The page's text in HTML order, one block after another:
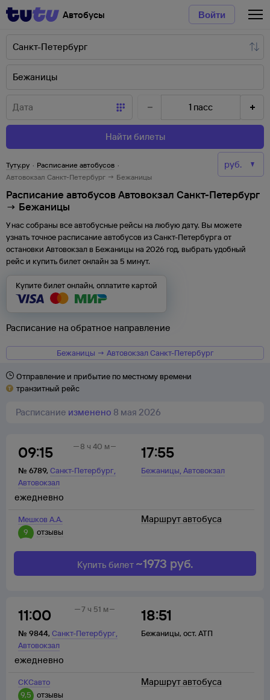
Автобусы Войти
1 пасс
Найти билеты
Туту.ру · Расписание автобусов ·
Автовокзал Санкт-Петербург → Бежаницы
Расписание автобусов Автовокзал Санкт-Петербург
→ Бежаницы
У нас собраны все автобусные рейсы на любую дату. Вы можете
узнать точное расписание автобусов изСанкт-Петербурга от
остановки Автовокзал в Бежаницы на 2026 год, выбрать удобный
рейс и купить билет онлайн за 5 минут.
Купите билет онлайн, оплатите картой
Расписание на обратное направление
Бежаницы → Автовокзал Санкт-Петербург
Отправление и прибытие по местному времени
транзитный рейс
Расписание изменено 8 мая 2026
09:15
№ 6789, Санкт-Петербург,
Автовокзал
17:55
Бежаницы,Автовокзал
8 ч 40 м
Мешков А.А.
9
отзывы
ежедневно
Маршрут автобуса
Купить билет ~1973 руб.
11:00
№ 9844, Санкт-Петербург,
Автовокзал
18:51
Бежаницы, ост. АТП
7 ч 51 м
СКСавто
9,5
отзывы
ежедневно
Маршрут автобуса